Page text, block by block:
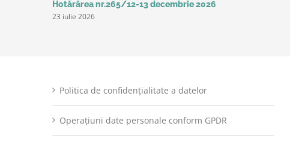
Hotărârea nr.265/12-13 decembrie 2026
23 iulie 2026
Politica de confidențialitate a datelor
Operațiuni date personale conform GPDR